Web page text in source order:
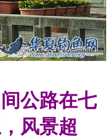
公路在七
风景超